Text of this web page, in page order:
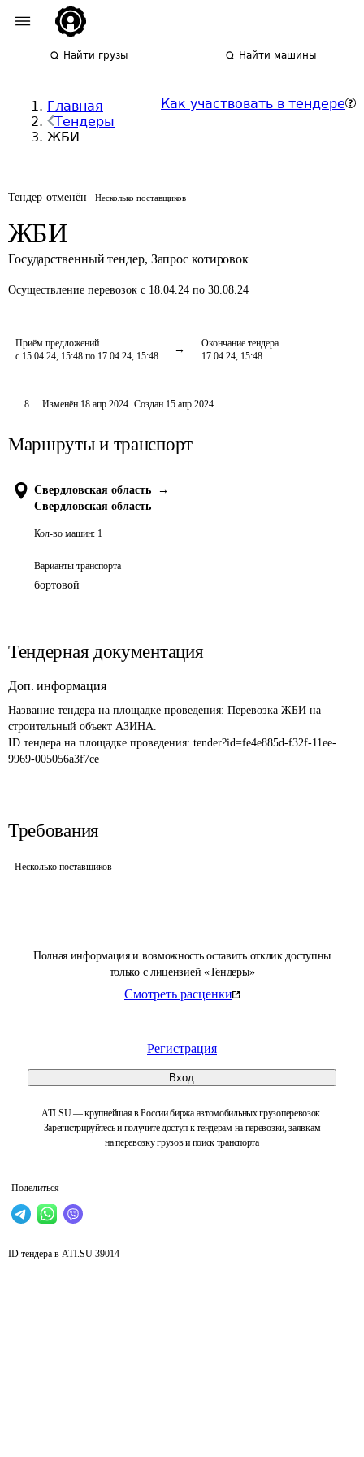
Найти грузы Найти машины
Главная
Тендеры
ЖБИ
Как участвовать в тендере
Тендер отменён Несколько поставщиков
ЖБИ
Государственный тендер, Запрос котировок
Осуществление перевозок с 18.04.24 по 30.08.24
Приём предложений
с 15.04.24, 15:48 по 17.04.24, 15:48
Окончание тендера
17.04.24, 15:48
Полная информация и возможность оставить отклик доступны
только с лицензией «Тендеры»
Смотреть расценки
Регистрация
Вход
ATI.SU — крупнейшая в России биржа автомобильных грузоперевозок.
Зарегистрируйтесь и получите доступ к тендерам на перевозки, заявкам
на перевозку грузов и поиск транспорта
Поделиться
8 Изменён 18 апр 2024. Создан 15 апр 2024
Маршруты и транспорт
Свердловская область
→
Свердловская область
Кол-во машин: 1
Варианты транспорта
бортовой
Тендерная документация
Доп. информация
Название тендера на площадке проведения: Перевозка ЖБИ на
строительный объект АЗИНА.
ID тендера на площадке проведения: tender?id=fe4e885d-f32f-11ee-
9969-005056a3f7ce
Требования
Несколько поставщиков
ID тендера в ATI.SU 39014